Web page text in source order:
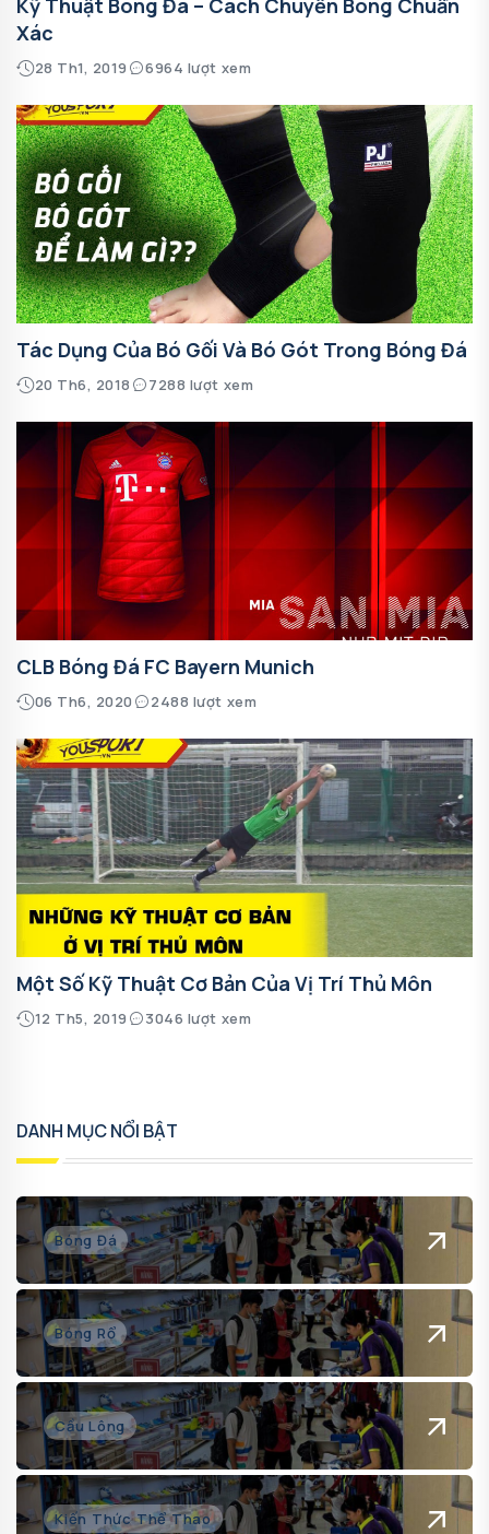
Xác
28 Th1, 2019 6964 lượt xem
Tác Dụng Của Bó Gối Và Bó Gót Trong Bóng Đá
20 Th6, 2018 7288 lượt xem
CLB Bóng Đá FC Bayern Munich
06 Th6, 2020 2488 lượt xem
Một Số Kỹ Thuật Cơ Bản Của Vị Trí Thủ Môn
12 Th5, 2019 3046 lượt xem
DANH MỤC NỔI BẬT
Bóng Đá
Bóng Rổ
Cầu Lông
Kiến Thức Thể Thao